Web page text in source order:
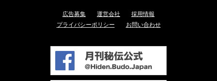
広告募集 運営会社
採用情報
プライバシーポリシー
お問い合わせ